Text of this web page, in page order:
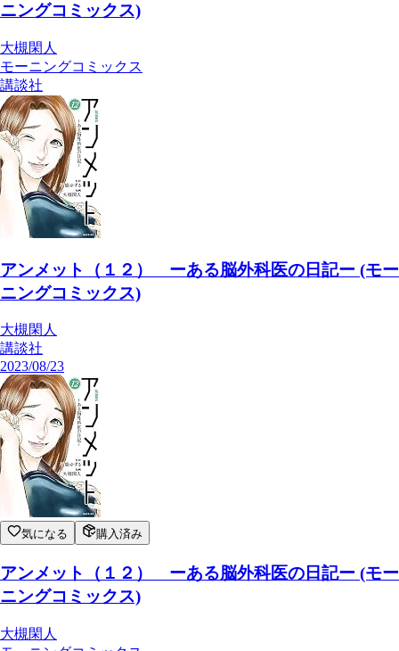
ニングコミックス)
大槻閑人
モーニングコミックス
講談社
アンメット（１２） ーある脳外科医の日記ー (モー
ニングコミックス)
大槻閑人
講談社
2023/08/23
気になる 購入済み
アンメット（１２） ーある脳外科医の日記ー (モー
ニングコミックス)
大槻閑人